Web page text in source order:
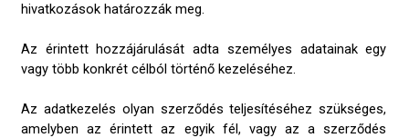
hivatkozások határozzák meg.
Az érintett hozzájárulását adta személyes adatainak egy
vagy több konkrét célból történő kezeléséhez.
Az adatkezelés olyan szerződés teljesítéséhez szükséges,
amelyben az érintett az egyik fél, vagy az a szerződés